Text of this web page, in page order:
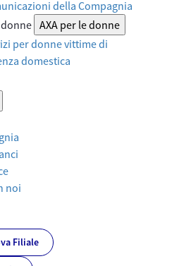
della Compagnia
donne AXA per le donne
per donne vittime di
domestica
noi
Filiale